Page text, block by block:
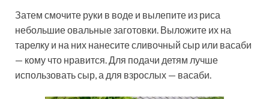
Затем смочите руки в воде и вылепите из риса
небольшие овальные заготовки. Выложите их на
тарелку и на них нанесите сливочный сыр или васаби
— кому что нравится. Для подачи детям лучше
использовать сыр, а для взрослых — васаби.